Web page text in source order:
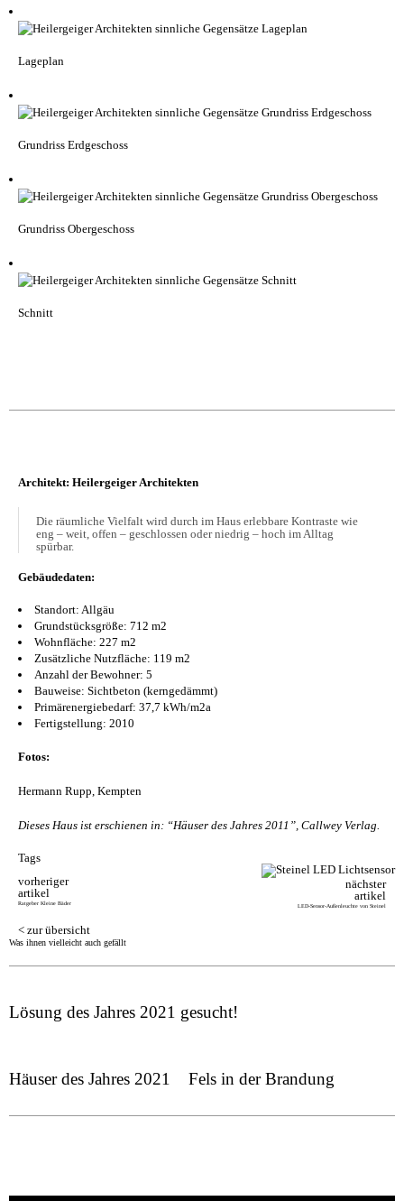
Lageplan
Grundriss Erdgeschoss
Grundriss Obergeschoss
Schnitt
Architekt: Heilergeiger Architekten
Die räumliche Vielfalt wird durch im Haus erlebbare Kontraste wie
eng – weit, offen – geschlossen oder niedrig – hoch im Alltag
spürbar.
Gebäudedaten:
Standort: Allgäu
Grundstücksgröße: 712 m2
Wohnfläche: 227 m2
Zusätzliche Nutzfläche: 119 m2
Anzahl der Bewohner: 5
Bauweise: Sichtbeton (kerngedämmt)
Primärenergiebedarf: 37,7 kWh/m2a
Fertigstellung: 2010
Fotos:
Hermann Rupp, Kempten
Dieses Haus ist erschienen in: “Häuser des Jahres 2011”, Callwey Verlag.
Tags
vorheriger
artikel
Ratgeber Kleine Bäder
nächster
artikel
LED-Sensor-Außenleuchte von Steinel
< zur übersicht
Was ihnen vielleicht auch gefällt
Lösung des Jahres 2021 gesucht!
Häuser des Jahres 2021 Fels in der Brandung